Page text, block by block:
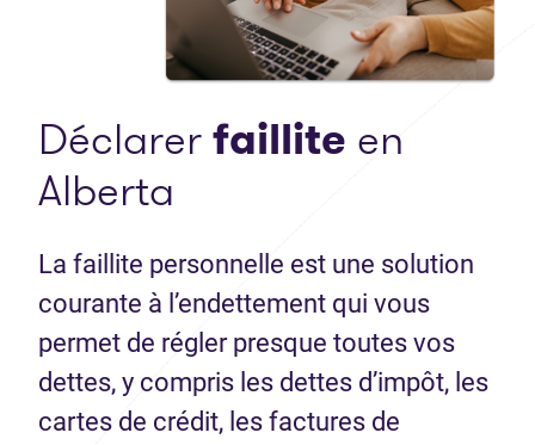
Déclarerfaillite en
Alberta
La faillite personnelle est une solution
courante à l’endettement qui vous
permet de régler presque toutes vos
dettes, y compris les dettes d’impôt, les
cartes de crédit, les factures de